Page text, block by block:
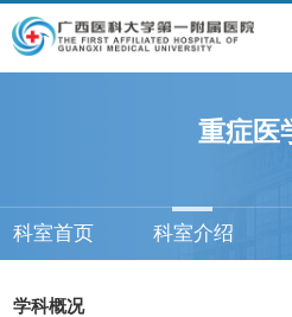
重症医
科室首页 科室介绍
学科概况